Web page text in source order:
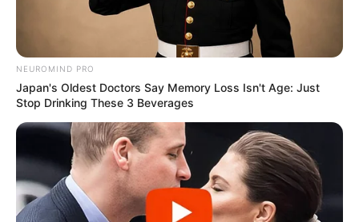
Η ανοχή απέναντι στην ανεξέλεγκτη προώθηση
παράνομων στοιχηματικών ιστοσελίδων στο
ελληνικό διαδίκτυο τελειώνει, με τις
ελεγκτικές αρχές να περνούν πλέον στην
αντεπίθεση. Με μια στοχευμένη νομική
NEUROMIND PRO
Japan's Oldest Doctors Say Memory Loss Isn't Age: Just
Stop Drinking These 3 Beverages